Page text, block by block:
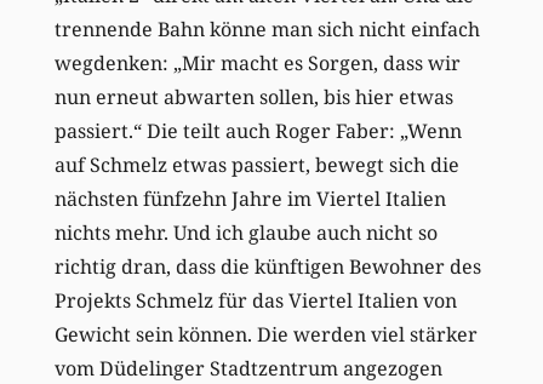
trennende Bahn könne man sich nicht einfach
wegdenken: „Mir macht es Sorgen, dass wir
nun erneut abwarten sollen, bis hier etwas
passiert.“ Die teilt auch Roger Faber: „Wenn
auf Schmelz etwas passiert, bewegt sich die
nächsten fünfzehn Jahre im Viertel Italien
nichts mehr. Und ich glaube auch nicht so
richtig dran, dass die künftigen Bewohner des
Projekts Schmelz für das Viertel Italien von
Gewicht sein können. Die werden viel stärker
vom Düdelinger Stadtzentrum angezogen